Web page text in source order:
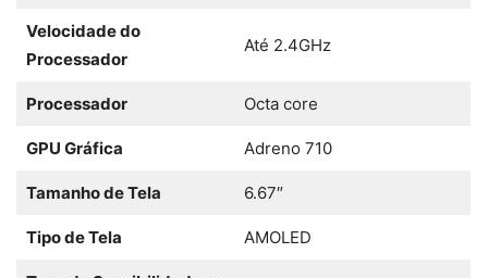
Velocidade do
Processador
Até 2.4GHz
Processador Octa core
GPU Gráfica Adreno 710
Tamanho de Tela 6.67″
Tipo de Tela AMOLED